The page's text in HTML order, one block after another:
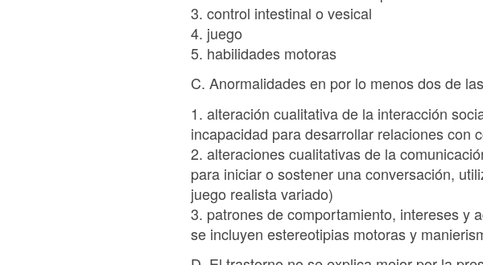
3. control intestinal o vesical
4. juego
5. habilidades motoras
C. Anormalidades en por lo menos dos de
1. alteración cualitativa de la interacción
incapacidad para desarrollar relaciones con
2. alteraciones cualitativas de la
para iniciar o sostener una conversación,
juego realista variado)
3. patrones de comportamiento, intereses y
se incluyen estereotipias motoras y